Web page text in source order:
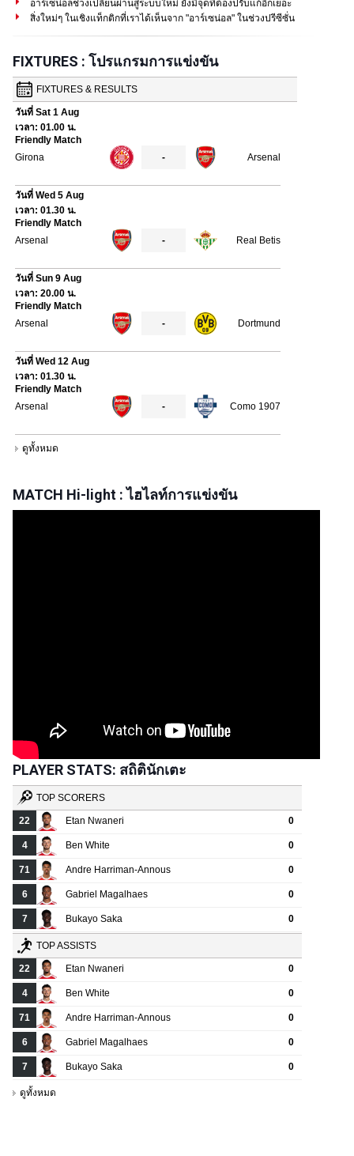
อาร์เซน่อลช่วงเปลี่ยนผ่านสู่ระบบใหม่ ยังมีจุดที่ต้องปรับแก้อีกเยอะ
สิ่งใหม่ๆ ในเชิงแท็กติกที่เราได้เห็นจาก "อาร์เซน่อล" ในช่วงปรีซีซั่น
FIXTURES : โปรแกรมการแข่งขัน
MATCH Hi-light : ไฮไลท์การแข่งขัน
PLAYER STATS: สถิตินักเตะ